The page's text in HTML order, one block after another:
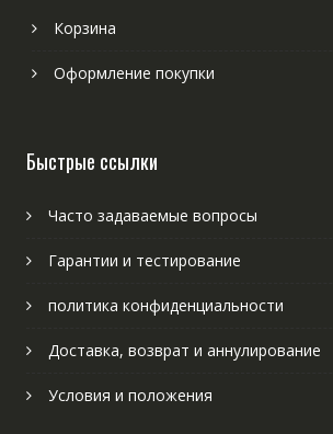
Корзина
Оформление покупки
Быстрые ссылки
Часто задаваемые вопросы
Гарантии и тестирование
политика конфиденциальности
Доставка, возврат и аннулирование
Условия и положения